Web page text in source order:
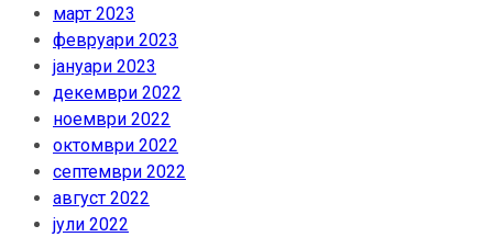
март 2023
февруари 2023
јануари 2023
декември 2022
ноември 2022
октомври 2022
септември 2022
август 2022
јули 2022